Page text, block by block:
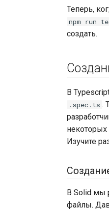
23
24
25
}
Теперь,
npm run
создать.
В
.spec.ts .
некоторых
Изучите
В Solid мы
файлы.